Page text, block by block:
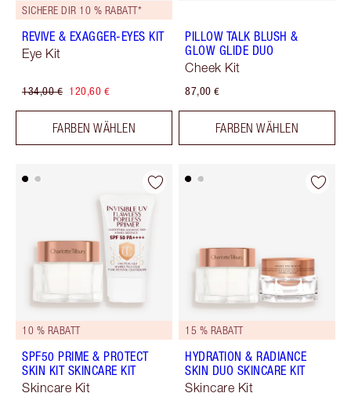
SICHERE DIR 10 % RABATT*
REVIVE & EXAGGER-EYES KIT
Eye Kit
134,00 € 120,60 €
FARBEN WÄHLEN
PILLOW TALK BLUSH &
GLOW GLIDE DUO
Cheek Kit
87,00 €
FARBEN WÄHLEN
10 % RABATT
SPF50 PRIME & PROTECT
SKIN KIT SKINCARE KIT
Skincare Kit
15 % RABATT
HYDRATION & RADIANCE
SKIN DUO SKINCARE KIT
Skincare Kit